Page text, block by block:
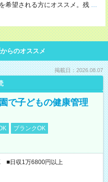
望される方にオススメ。残 ...
らのオススメ
掲載日：2026.08.07
で子どもの健康管理
ブランクOK
■日収1万6800円以上